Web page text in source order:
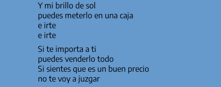
Y mi brillo de sol
puedes meterlo en una caja
e irte
e irte
Si te importa a ti
puedes venderlo todo
Si sientes que es un buen precio
no te voy a juzgar